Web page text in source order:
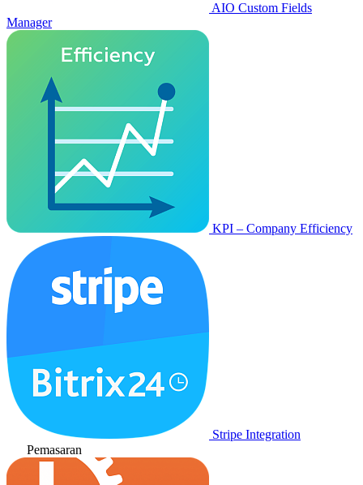
AIO Custom Fields
Manager
KPI – Company Efficiency
Stripe Integration
Pemasaran